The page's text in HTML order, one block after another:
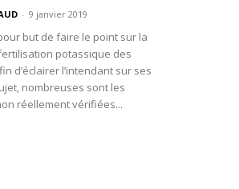
- 9 janvier 2019
but de faire le point sur la
potassique des
d’éclairer l’intendant sur ses
nombreuses sont les
réellement vérifiées...